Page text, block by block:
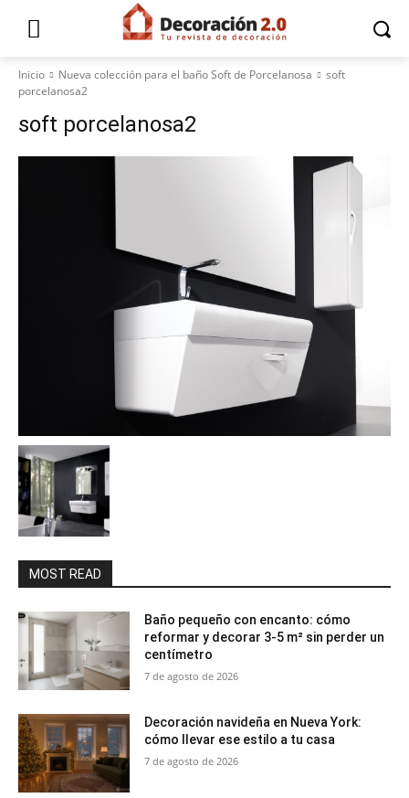
Inicio Nueva colección para el baño Soft de Porcelanosa
soft
porcelanosa2
soft porcelanosa2
MOST READ
Baño pequeño con encanto: cómo
reformar y decorar 3-5 m² sin perder un
centímetro
7 de agosto de 2026
Decoración navideña en Nueva York:
cómo llevar ese estilo a tu casa
7 de agosto de 2026